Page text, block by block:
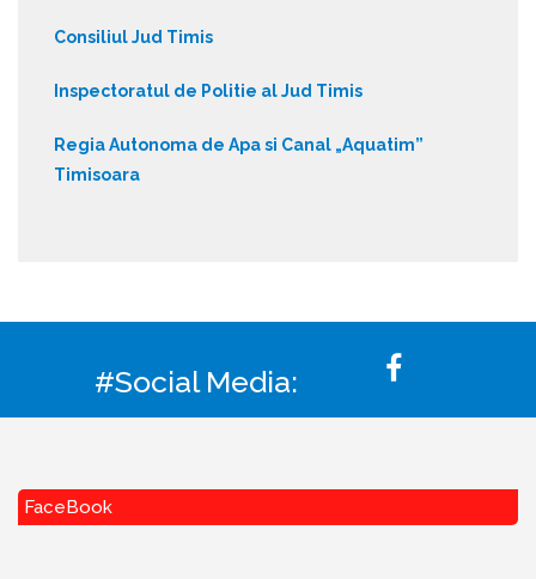
Consiliul Jud Timis
Inspectoratul de Politie al Jud Timis
Regia Autonoma de Apa si Canal „Aquatim”
Timisoara
#Social Media:
FaceBook